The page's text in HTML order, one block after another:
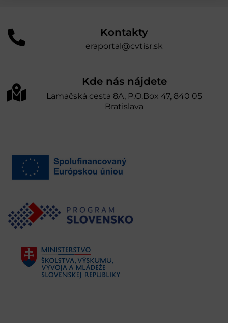
Kontakty
eraportal@cvtisr.sk
Kde nás nájdete
Lamačská cesta 8A, P.O.Box 47, 840 05
Bratislava